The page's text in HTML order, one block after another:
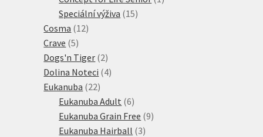
Speciální výživa 1515
Cosma 1212
Crave 55
produktů
Dogs'n Tiger 22
produkty
Dolina Noteci 44
Eukanuba 2222
produktů
Eukanuba Adult 66
produktů
Eukanuba Grain Free 99
Eukanuba Hairball 33